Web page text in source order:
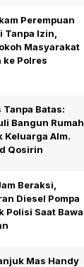
Perempuan
Tanpa Izin,
Masyarakat
ke Polres
Batas:
Bangun Rumah
Keluarga Alm.
Qosirin
Beraksi,
Diesel Pompa
Polisi Saat Bawa
Mas Handy